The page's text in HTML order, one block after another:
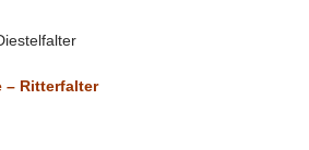
– Ritterfalter